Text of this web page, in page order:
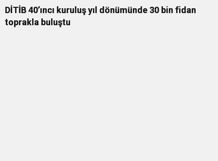
DİTİB 40’ıncı kuruluş yıl dönümünde 30 bin fidan
toprakla buluştu